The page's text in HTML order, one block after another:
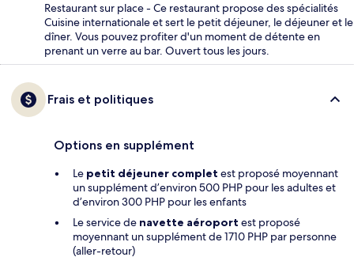
Restaurant sur place - Ce restaurant propose des spécialités
Cuisine internationale et sert le petit déjeuner, le déjeuner et le
dîner. Vous pouvez profiter d'un moment de détente en
prenant un verre au bar. Ouvert tous les jours.
Frais et politiques
Options en supplément
Le petit déjeuner complet est proposé moyennant
un supplément d’environ 500 PHP pour les adultes et
d’environ 300 PHP pour les enfants
Le service de navette aéroport est proposé
moyennant un supplément de 1710 PHP par personne
(aller-retour)